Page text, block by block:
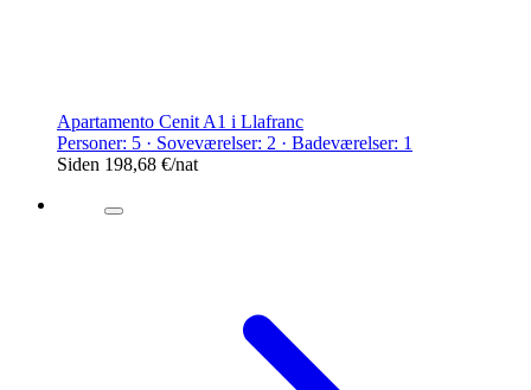
Apartamento Cenit A1 i Llafranc
Personer: 5 · Soveværelser: 2 · Badeværelser: 1
Siden 198,68 €/nat